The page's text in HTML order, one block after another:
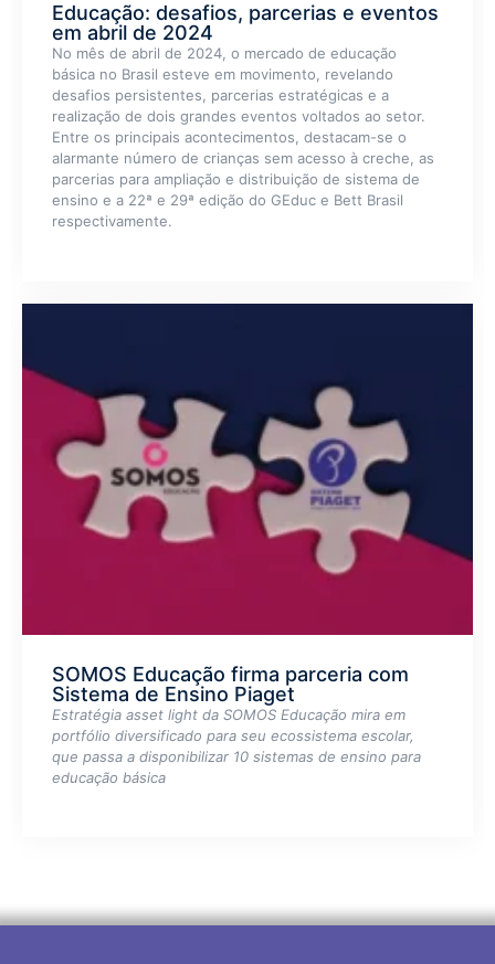
Educação: desafios, parcerias e eventos
em abril de 2024
No mês de abril de 2024, o mercado de educação
básica no Brasil esteve em movimento, revelando
desafios persistentes, parcerias estratégicas e a
realização de dois grandes eventos voltados ao setor.
Entre os principais acontecimentos, destacam-se o
alarmante número de crianças sem acesso à creche, as
parcerias para ampliação e distribuição de sistema de
ensino e a 22ª e 29ª edição do GEduc e Bett Brasil
respectivamente.
SOMOS Educação firma parceria com
Sistema de Ensino Piaget
Estratégia asset light da SOMOS Educação mira em
portfólio diversificado para seu ecossistema escolar,
que passa a disponibilizar 10 sistemas de ensino para
educação básica